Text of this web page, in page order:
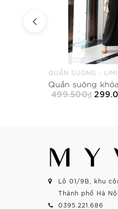
QUẦN SUÔNG -
499.500₫
Lô 01/9B, khu
Thành phố Hà
0395.221.686